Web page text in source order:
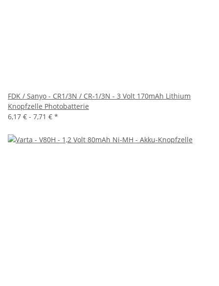
FDK / Sanyo - CR1/3N / CR-1/3N - 3 Volt 170mAh Lithium
Knopfzelle Photobatterie
6,17 € - 7,71 € *